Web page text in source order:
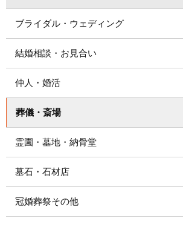
ブライダル・ウェディング
結婚相談・お見合い
仲人・婚活
葬儀・斎場
霊園・墓地・納骨堂
墓石・石材店
冠婚葬祭その他